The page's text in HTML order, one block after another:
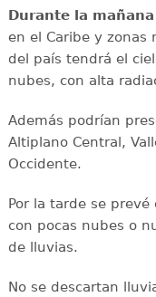
Durante la mañana
en el Caribe y zonas
del país tendrá el
nubes, con alta
Además podrían
Altiplano Central,
Occidente.
Por la tarde se
con pocas nubes o
de lluvias.
No se descartan